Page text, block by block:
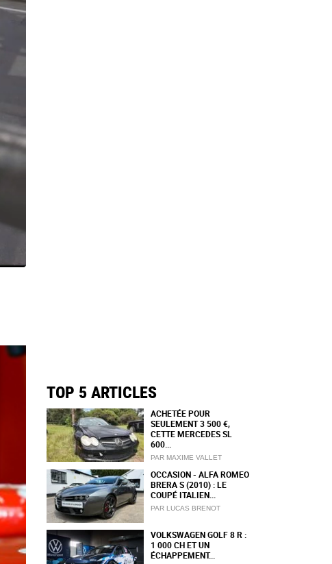
TOP 5 ARTICLES
ACHETÉE POUR
SEULEMENT 3 500 €,
CETTE MERCEDES SL
600...
PAR MAXIME VALLET
OCCASION - ALFA ROMEO
BRERA S (2010) : LE
COUPÉ ITALIEN...
PAR LUCAS BRENOT
VOLKSWAGEN GOLF 8 R :
1 000 CH ET UN
ÉCHAPPEMENT...